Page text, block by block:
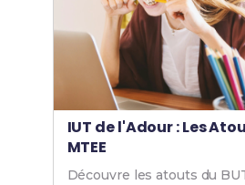
IUT de l'Adour : Les
MTEE
Découvre les atouts du